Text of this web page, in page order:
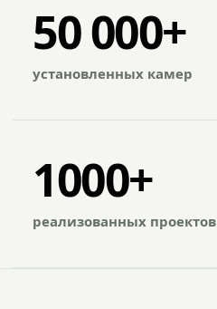
50 000+
установленных камер
1000+
реализованных проектов